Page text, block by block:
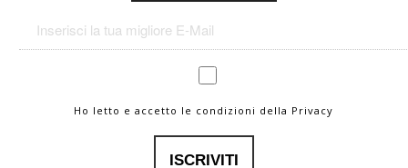
Ho letto e accetto le condizioni della Privacy